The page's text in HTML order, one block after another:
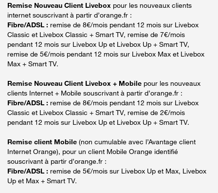
Remise Nouveau Client Livebox pour les nouveaux clients
internet souscrivant à partir d’orange.fr :
Fibre/ADSL : remise de 8€/mois pendant 12 mois sur Livebox
Classic et Livebox Classic + Smart TV, remise de 7€/mois
pendant 12 mois sur Livebox Up et Livebox Up + Smart TV,
remise de 5€/mois pendant 12 mois sur Livebox Max et Livebox
Max + Smart TV.
Remise Nouveau Client Livebox + Mobile pour les nouveaux
clients Internet + Mobile souscrivant à partir d’orange.fr :
Fibre/ADSL : remise de 8€/mois pendant 12 mois sur Livebox
Classic et Livebox Classic + Smart TV, remise de 2€/mois
pendant 12 mois sur Livebox Up et Livebox Up + Smart TV.
Remise client Mobile (non cumulable avec l’Avantage client
Internet Orange), pour un client Mobile Orange identifié
souscrivant à partir d’orange.fr :
Fibre/ADSL : remise de 5€/mois sur Livebox Up et Max, Livebox
Up et Max + Smart TV.